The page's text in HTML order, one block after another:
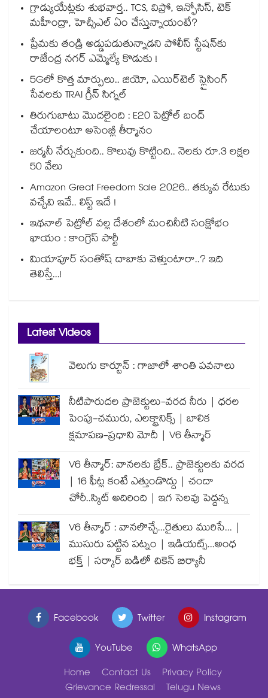
గ్రాడ్యుయేట్లకు శుభవార్త.. TCS, విప్రో, ఇన్ఫోసిస్, టెక్
మహీంద్రా, హెచ్సీఎల్ ఏం చేస్తున్నాయంటే?
ప్రేమకు తండ్రి అడ్డుపడుతున్నాడని పోలీస్ స్టేషన్⁪కు
రాజేంద్ర నగర్ ఎమ్మెల్యే కొడుకు !
5Gలో కొత్త మార్పులు.. జియో, ఎయిర్‌టెల్ స్లైసింగ్
సేవలకు TRAI గ్రీన్ సిగ్నల్
తిరుగుబాటు మొదలైంది : E20 పెట్రోల్ బంద్
చేయాలంటూ అసెంబ్లీ తీర్మానం
జర్మనీ నేర్చుకుంది.. కొలువు కొట్టింది.. నెలకు రూ.3 లక్షల
50 వేలు
Amazon Great Freedom Sale 2026.. తక్కువ రేటుకు
వచ్చేవి ఇవే.. లిస్ట్ ఇదే !
ఇథనాల్ పెట్రోల్ వల్ల దేశంలో మంచినీటి సంక్షోభం
ఖాయం : కాంగ్రెస్ పార్టీ
మియాపూర్ సంతోష్ దాబాకు వెళ్తుంటారా..? ఇది
తెలిస్తే...!
Latest Videos
వెలుగు కార్టూన్ : గాజాలో శాంతి పవనాలు
నీటిపారుదల ప్రాజెక్టులు-వరద నీరు | ధరల
పెంపు-చమురు, ఎలక్ట్రానిక్స్ | బాలిక
క్షమాపణ-ప్రధాని మోదీ | V6 తీన్మార్
V6 తీన్మార్: వానలకు బ్రేక్.. ప్రాజెక్టులకు వరద
| 16 ఫీట్ల కంటే ఎత్తుండొద్దు | చందా
చోరీ..స్కిట్ అదిరింది | ఇగ సెలవు పెద్దన్న
V6 తీన్మార్ : వానలొచ్చే...రైతులు మురిసే... |
ముసురు పట్టిన పట్నం | ఇడియట్స్...అంధ
భక్త్ | సర్కార్ బడిలో చికెన్ బిర్యానీ
Facebook Twitter
Instagram
YouTube
WhatsApp
Home
Contact Us
Privacy Policy
Grievance Redressal
Telugu News